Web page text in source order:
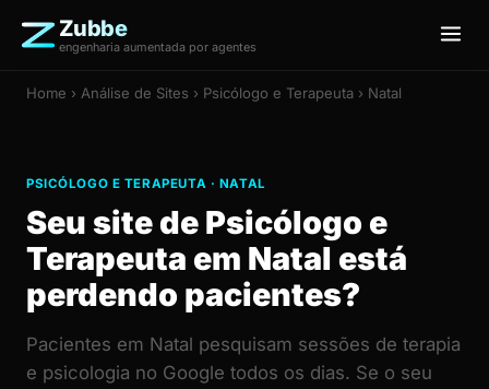
Zubbe
engenharia aumentada por agentes
Home › Análise de Sites › Psicólogo e Terapeuta › Natal
PSICÓLOGO E TERAPEUTA · NATAL
Seu site de Psicólogo e
Terapeuta em Natal está
perdendo pacientes?
Pacientes em Natal pesquisam sessões de terapia
e psicologia no Google todos os dias. Se o seu